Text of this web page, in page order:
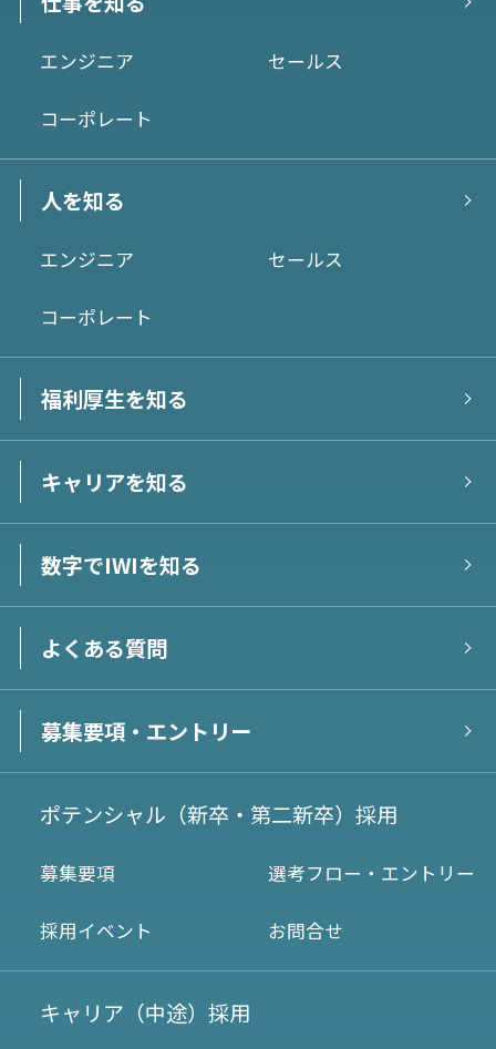
エンジニア セールス
コーポレート
人を知る
エンジニア セールス
コーポレート
福利厚生を知る
キャリアを知る
数字でIWIを知る
よくある質問
募集要項・エントリー
ポテンシャル（新卒・第二新卒）採用
募集要項 選考フロー・エントリー
採用イベント お問合せ
キャリア（中途）採用